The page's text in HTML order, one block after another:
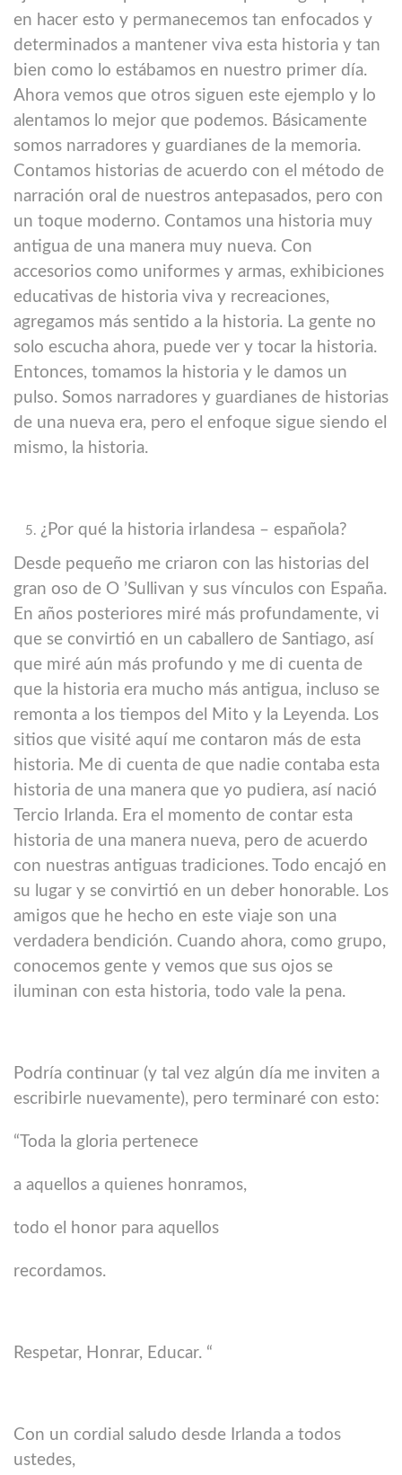
en hacer esto y permanecemos tan enfocados y
determinados a mantener viva esta historia y tan
bien como lo estábamos en nuestro primer día.
Ahora vemos que otros siguen este ejemplo y lo
alentamos lo mejor que podemos. Básicamente
somos narradores y guardianes de la memoria.
Contamos historias de acuerdo con el método de
narración oral de nuestros antepasados, pero con
un toque moderno. Contamos una historia muy
antigua de una manera muy nueva. Con
accesorios como uniformes y armas, exhibiciones
educativas de historia viva y recreaciones,
agregamos más sentido a la historia. La gente no
solo escucha ahora, puede ver y tocar la historia.
Entonces, tomamos la historia y le damos un
pulso. Somos narradores y guardianes de historias
de una nueva era, pero el enfoque sigue siendo el
mismo, la historia.
¿Por qué la historia irlandesa – española?
Desde pequeño me criaron con las historias del
gran oso de O ’Sullivan y sus vínculos con España.
En años posteriores miré más profundamente, vi
que se convirtió en un caballero de Santiago, así
que miré aún más profundo y me di cuenta de
que la historia era mucho más antigua, incluso se
remonta a los tiempos del Mito y la Leyenda. Los
sitios que visité aquí me contaron más de esta
historia. Me di cuenta de que nadie contaba esta
historia de una manera que yo pudiera, así nació
Tercio Irlanda. Era el momento de contar esta
historia de una manera nueva, pero de acuerdo
con nuestras antiguas tradiciones. Todo encajó en
su lugar y se convirtió en un deber honorable. Los
amigos que he hecho en este viaje son una
verdadera bendición. Cuando ahora, como grupo,
conocemos gente y vemos que sus ojos se
iluminan con esta historia, todo vale la pena.
Podría continuar (y tal vez algún día me inviten a
escribirle nuevamente), pero terminaré con esto:
“Toda la gloria pertenece
a aquellos a quienes honramos,
todo el honor para aquellos
recordamos.
Respetar, Honrar, Educar. “
Con un cordial saludo desde Irlanda a todos
ustedes,